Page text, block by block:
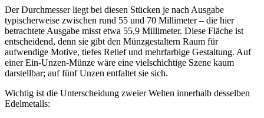
Der Durchmesser liegt bei diesen Stücken je nach Ausgabe
typischerweise zwischen rund 55 und 70 Millimeter – die hier
betrachtete Ausgabe misst etwa 55,9 Millimeter. Diese Fläche ist
entscheidend, denn sie gibt den Münzgestaltern Raum für
aufwendige Motive, tiefes Relief und mehrfarbige Gestaltung. Auf
einer Ein-Unzen-Münze wäre eine vielschichtige Szene kaum
darstellbar; auf fünf Unzen entfaltet sie sich.
Wichtig ist die Unterscheidung zweier Welten innerhalb desselben
Edelmetalls: